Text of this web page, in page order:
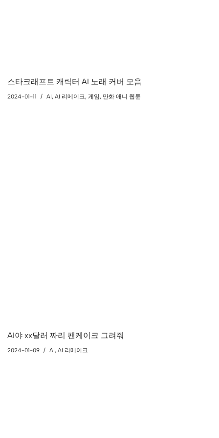
스타크래프트 캐릭터 AI 노래 커버 모음
2024-01-11 AI, AI 리메이크, 게임, 만화 애니 웹툰
AI야 xx달러 짜리 팬케이크 그려줘
2024-01-09 AI, AI 리메이크